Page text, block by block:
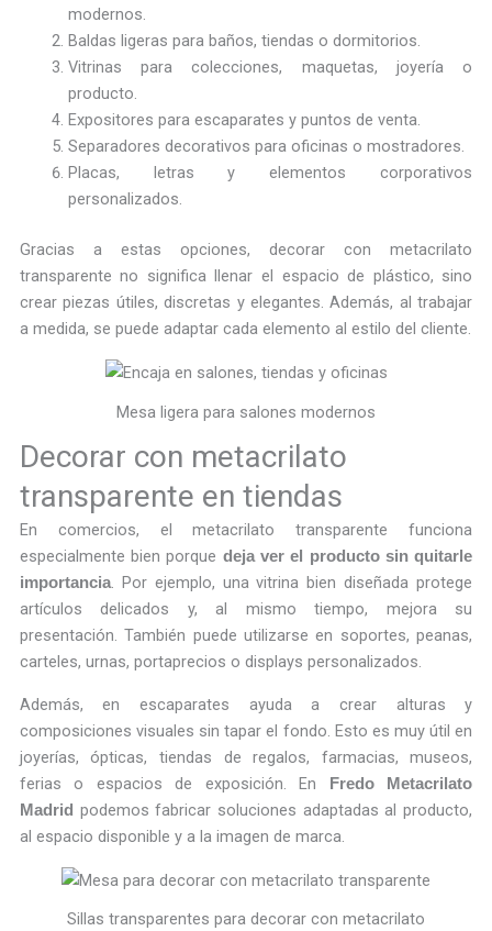
modernos.
Baldas ligeras para baños, tiendas o dormitorios.
Vitrinas para colecciones, maquetas, joyería o
producto.
Expositores para escaparates y puntos de venta.
Separadores decorativos para oficinas o mostradores.
Placas, letras y elementos corporativos
personalizados.
Gracias a estas opciones, decorar con metacrilato
transparente no significa llenar el espacio de plástico, sino
crear piezas útiles, discretas y elegantes. Además, al trabajar
a medida, se puede adaptar cada elemento al estilo del cliente.
Mesa ligera para salones modernos
Decorar con metacrilato
transparente en tiendas
En comercios, el metacrilato transparente funciona
especialmente bien porque deja ver el producto sin quitarle
importancia. Por ejemplo, una vitrina bien diseñada protege
artículos delicados y, al mismo tiempo, mejora su
presentación. También puede utilizarse en soportes, peanas,
carteles, urnas, portaprecios o displays personalizados.
Además, en escaparates ayuda a crear alturas y
composiciones visuales sin tapar el fondo. Esto es muy útil en
joyerías, ópticas, tiendas de regalos, farmacias, museos,
ferias o espacios de exposición. En
Fredo Metacrilato
Madrid podemos fabricar soluciones adaptadas al producto,
al espacio disponible y a la imagen de marca.
Sillas transparentes para decorar con metacrilato